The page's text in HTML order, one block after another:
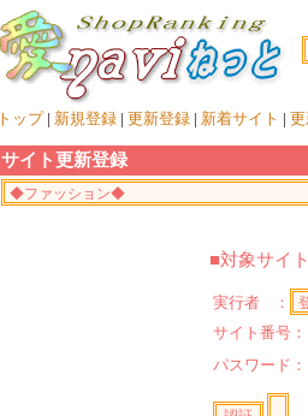
トップ| 新規登録 | 更新登録 | 新着サイト |
サイト更新登録
■対象サイ
実行者 ：
サイト番号：
パスワード